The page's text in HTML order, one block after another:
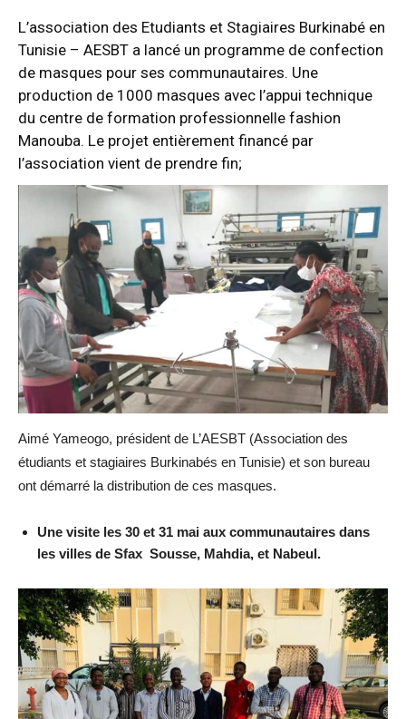
L’association des Etudiants et Stagiaires Burkinabé en
Tunisie – AESBT a lancé un programme de confection
de masques pour ses communautaires. Une
production de 1000 masques avec l’appui technique
du centre de formation professionnelle fashion
Manouba. Le projet entièrement financé par
l’association vient de prendre fin;
Aimé Yameogo, président de L’AESBT (Association des
étudiants et stagiaires Burkinabés en Tunisie) et son bureau
ont démarré la distribution de ces masques.
Une visite les 30 et 31 mai aux communautaires dans
les villes de Sfax Sousse, Mahdia, et Nabeul.